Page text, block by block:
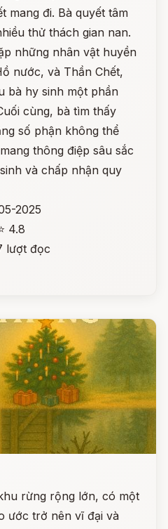
mang đi. Bà quyết tâm
thử thách gian nan.
những nhân vật huyền
nước, và Thần Chết,
bà hy sinh một phần
cùng, bà tìm thấy
số phận không thể
thông điệp sâu sắc
và chấp nhận quy
2025
4.8
lượt đọc
rừng rộng lớn, có một
ước trở nên vĩ đại và